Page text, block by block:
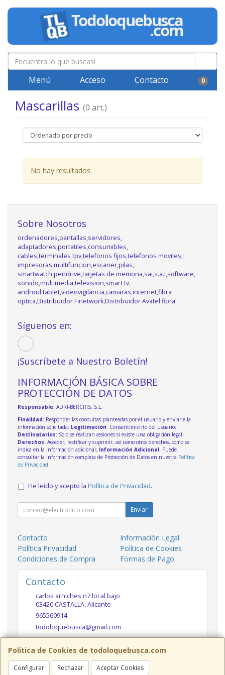
Menú Acceso Contacto 0
Mascarillas (0 art.)
No hay resultados.
Política de Cookies de todoloquebusca.com
Configurar Rechazar Aceptar Cookies
Sobre Nosotros
ordenadores,pantallas,servidores,
adaptadores,portatiles,consumibles,
cables,terminales tpv,telefonos fijos,telefonos moviles,
impresoras,multifuncion,escaner,pilas,
smartwatch,pendrive,tarjetas de memoria,sai,s.a.i,software,
sonido,multimedia,television,smart tv,
android,tablet,videovigilancia,camaras,internet,fibra
optica,Distribuidor Finetwork,Distribuidor Avatel fibra
Síguenos en:
¡Suscríbete a Nuestro Boletín!
INFORMACIÓN BÁSICA SOBRE
PROTECCIÓN DE DATOS
Responsable: ADRI-BERCRIS, S.L.
Finalidad: Responder las consultas planteadas por el usuario y enviarle la
información solicitada; Legitimación: Consentimiento del usuario;
Destinatarios: Solo se realizan cesiones si existe una obligación legal;
Derechos: Acceder, rectificar y suprimir, así como otros derechos, como se
indica en la información adicional; Información Adicional: Puede
consultar la información completa de Protección de Datos en nuestra Política
de Privacidad.
He leído y acepto la Política de Privacidad.
Enviar
Contacto
Información Legal
Política Privacidad
Política de Cookies
Condiciones de Compra
Formas de Pago
Contacto
carlos arniches n7 local bajo
03420 CASTALLA,Alicante
965560914
todoloquebusca@gmail.com
Horario